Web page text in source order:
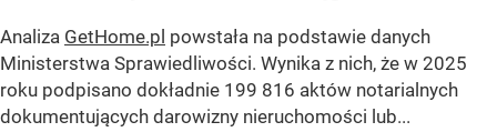
Analiza GetHome.pl powstała na podstawie danych
Ministerstwa Sprawiedliwości. Wynika z nich, że w 2025
roku podpisano dokładnie 199 816 aktów notarialnych
dokumentujących darowizny nieruchomości lub...